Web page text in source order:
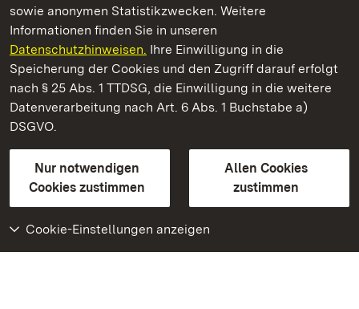
sowie anonymen Statistikzwecken. Weitere
Informationen finden Sie in unseren
Datenschutzhinweisen. Ihre Einwilligung in die
Speicherung der Cookies und den Zugriff darauf erfolgt
nach § 25 Abs. 1 TTDSG, die Einwilligung in die weitere
Datenverarbeitung nach Art. 6 Abs. 1 Buchstabe a)
DSGVO.
Nur notwendigen
Cookies zustimmen
Allen Cookies
zustimmen
Cookie-Einstellungen anzeigen
Staatliche Schlösser und Gärten Baden‑Württemberg
Staatliche Schlösser und Gärten Baden-Württemberg
Kontakt
GebärdenspracheLeichte Sprache
Erklärung zur Barrierefreiheit
BITV-konform (geprüfte Seiten)
Weiteres